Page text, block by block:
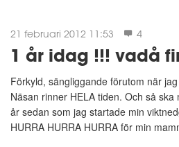
21 februari 2012 11:53 4
1 år idag !!! vadå
Förkyld, sängliggande förutom när
Näsan rinner HELA tiden. Och så
år sedan som jag startade min
HURRA HURRA HURRA för min